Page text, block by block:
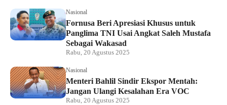
Nasional
Fornusa Beri Apresiasi Khusus untuk
Panglima TNI Usai Angkat Saleh Mustafa
Sebagai Wakasad
Rabu, 20 Agustus 2025
Nasional
Menteri Bahlil Sindir Ekspor Mentah:
Jangan Ulangi Kesalahan Era VOC
Rabu, 20 Agustus 2025